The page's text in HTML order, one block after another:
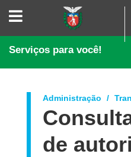
SUPERINTENDÊNCIA-
<BR>GOVERNANÇA
SERVIÇOS
DADOS
Serviços para você!
Administração
de